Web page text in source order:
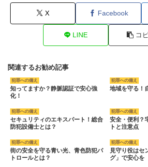
X Facebook
LINE コ
関連するお勧め記事
犯罪への備え
知ってますか？静脈認証で安心強
化！
犯罪への備え
地域を守る！
犯罪への備え
セキュリティのエキスパート！総合
防犯設備士とは？
犯罪への備え
安全・便利？
トと注意点
犯罪への備え
街の安全を守る青い光、青色防犯パ
トロールとは？
犯罪への備え
見守り役はセ
グ」で安心を